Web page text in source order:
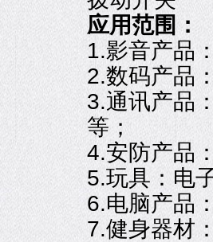
应用范围：
1.影音产品
2.数码产品
3.通讯产品
等；
4.安防产品
5.玩具：电
6.电脑产品
7.健身器材